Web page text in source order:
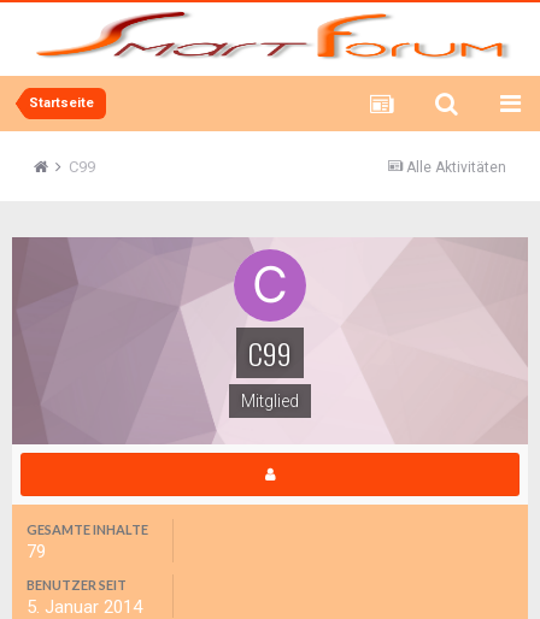
Startseite
Alle Aktivitäten
C99
C99
Mitglied
GESAMTE INHALTE
79
BENUTZER SEIT
5. Januar 2014